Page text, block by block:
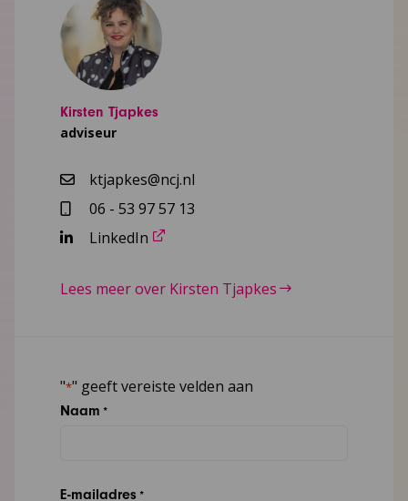
Kirsten Tjapkes
adviseur
ktjapkes@ncj.nl
06 - 53 97 57 13
LinkedIn
Lees meer over Kirsten Tjapkes
"*" geeft vereiste velden aan
Naam *
E-mailadres *